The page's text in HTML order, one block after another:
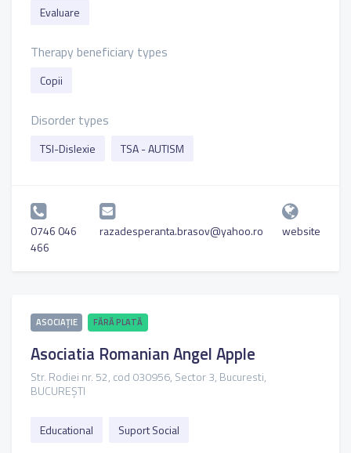
Evaluare
Therapy beneficiary types
Copii
Disorder types
TSI-Dislexie TSA - AUTISM
0746 046
466
razadesperanta.brasov@yahoo.ro website
ASOCIAȚIE FĂRĂ PLATĂ
Asociatia Romanian Angel Apple
Str. Rodiei nr. 52, cod 030956, Sector 3, Bucuresti,
BUCUREȘTI
Educational Suport Social